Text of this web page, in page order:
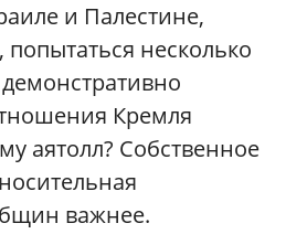
и Палестине,
несколько
Кремля
аятолл? Собственное
важнее.